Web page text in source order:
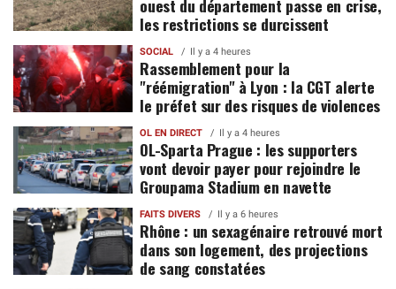
ouest du département passe en crise,
les restrictions se durcissent
SOCIAL Il y a 4 heures
Rassemblement pour la
"réémigration" à Lyon : la CGT alerte
le préfet sur des risques de violences
OL EN DIRECT Il y a 4 heures
OL-Sparta Prague : les supporters
vont devoir payer pour rejoindre le
Groupama Stadium en navette
FAITS DIVERS Il y a 6 heures
Rhône : un sexagénaire retrouvé mort
dans son logement, des projections
de sang constatées